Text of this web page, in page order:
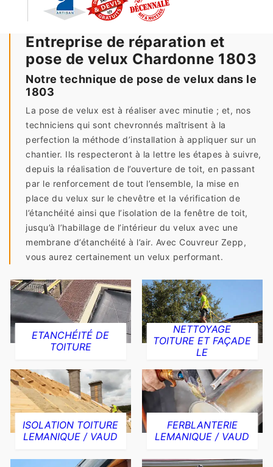
Entreprise de réparation et
pose de velux Chardonne 1803
Notre technique de pose de velux dans le
1803
La pose de velux est à réaliser avec minutie ; et, nos
techniciens qui sont chevronnés maîtrisent à la
perfection la méthode d’installation à appliquer sur un
chantier. Ils respecteront à la lettre les étapes à suivre,
depuis la réalisation de l’ouverture de toit, en passant
par le renforcement de tout l’ensemble, la mise en
place du velux sur le chevêtre et la vérification de
l’étanchéité ainsi que l’isolation de la fenêtre de toit,
jusqu’à l’habillage de l’intérieur du velux avec une
membrane d’étanchéité à l’air. Avec Couvreur Zepp,
vous aurez certainement un velux performant.
ETANCHÉITÉ DE
TOITURE
NETTOYAGE
TOITURE ET FAÇADE
LE
ISOLATION TOITURE
LEMANIQUE / VAUD
FERBLANTERIE
LEMANIQUE / VAUD